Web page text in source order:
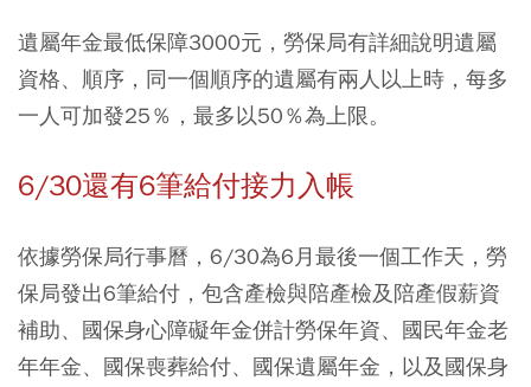
遺屬年金最低保障3000元，勞保局有詳細說明遺屬
資格、順序，同一個順序的遺屬有兩人以上時，每多
一人可加發25％，最多以50％為上限。
6/30還有6筆給付接力入帳
依據勞保局行事曆，6/30為6月最後一個工作天，勞
保局發出6筆給付，包含產檢與陪產檢及陪產假薪資
補助、國保身心障礙年金併計勞保年資、國民年金老
年年金、國保喪葬給付、國保遺屬年金，以及國保身